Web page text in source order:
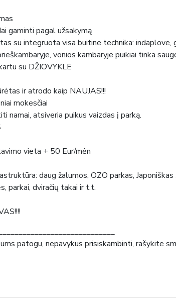
gaminti pagal užsakymą
su integruota visa buitine technika: indaplove,
vonios kambaryje puikiai tinka
su DŽIOVYKLE
ir atrodo kaip NAUJAS!!!
mokesčiai
namai, atsiveria puikus vaizdas į parką.
vieta + 50 Eur/mėn
daug žalumos, OZO parkas,
parkai, dviračių takai ir t.t.
patogu, nepavykus prisiskambinti, rašykite